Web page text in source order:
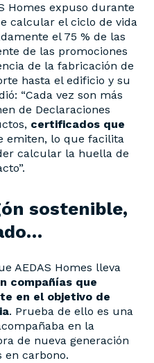
Homes expuso durante
calcular el ciclo de vida
el 75 % de las
de las promociones
de la fabricación de
hasta el edificio y su
“Cada vez son más
de Declaraciones
certificados que
emiten, lo que facilita
calcular la huella de
sostenible,
AEDAS Homes lleva
compañías que
en el objetivo de
. Prueba de ello es una
en la
de nueva generación
en carbono.